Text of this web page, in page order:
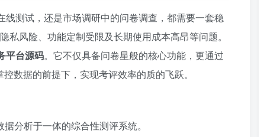
测试，还是市场调研中的问卷调查，都需要一套稳
风险、功能定制受限及长期使用成本高昂等问题。
平台源码。它不仅具备问卷星般的核心功能，更通过
数据的前提下，实现考评效率的质的飞跃。
分析于一体的综合性测评系统。